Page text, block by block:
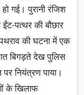
गई। पुरानी रंजिश
पत्थर की बौछार
की घटना में एक
बिगड़ते देख पुलिस
नियंत्रण पाया।
के खिलाफ